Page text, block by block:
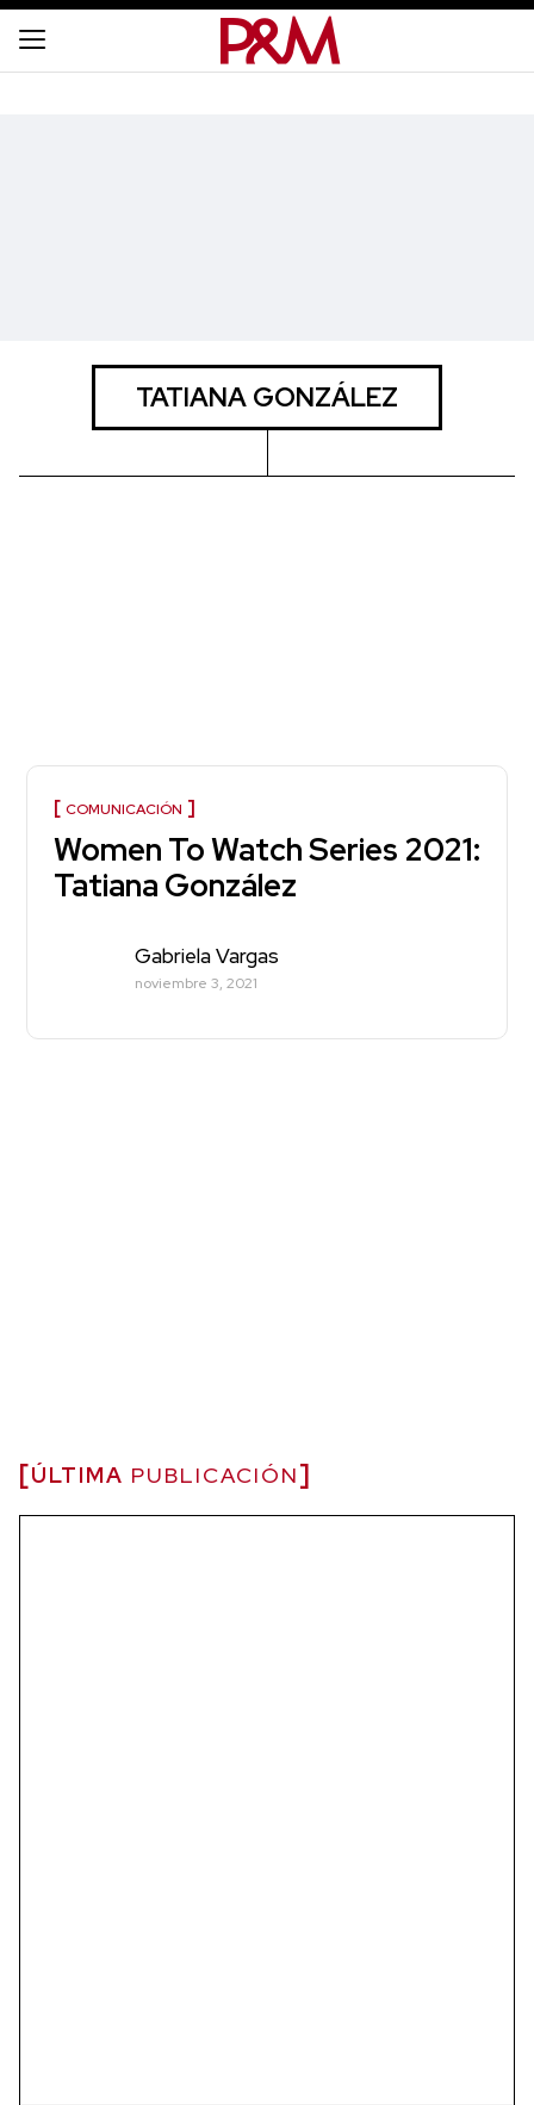
TATIANA GONZÁLEZ
COMUNICACIÓN
Women To Watch Series 2021:
Tatiana González
Gabriela Vargas
noviembre 3, 2021
ÚLTIMA PUBLICACIÓN